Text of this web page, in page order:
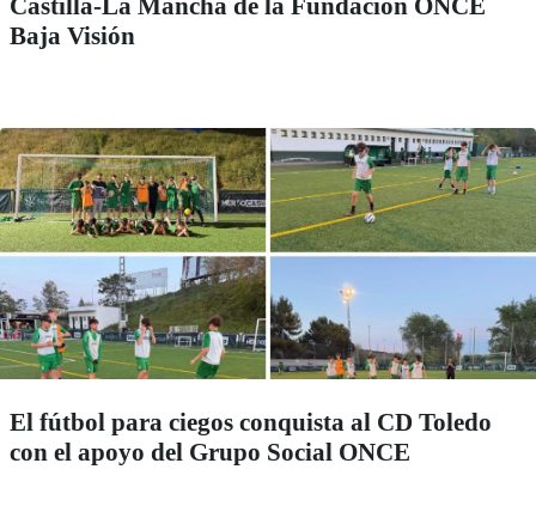
Castilla-La Mancha de la Fundación ONCE
Baja Visión
El fútbol para ciegos conquista al CD Toledo
con el apoyo del Grupo Social ONCE